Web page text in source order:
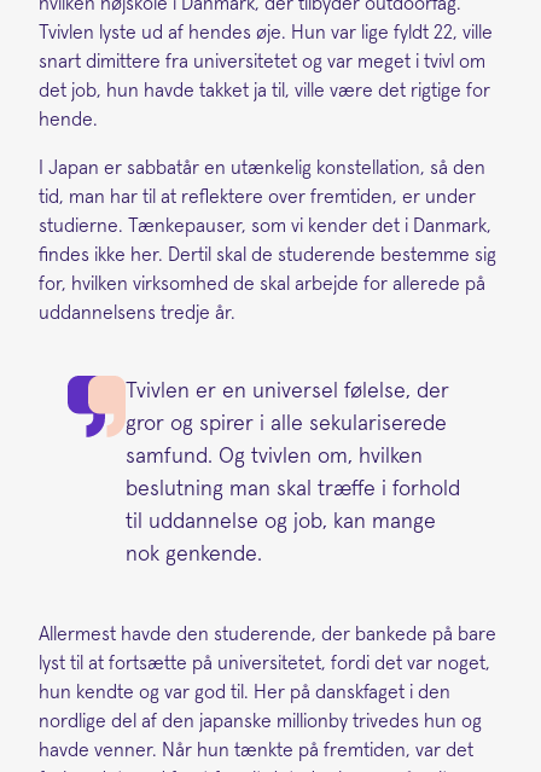
hvilken højskole i Danmark, der tilbyder outdoorfag.
Tvivlen lyste ud af hendes øje. Hun var lige fyldt 22, ville
snart dimittere fra universitetet og var meget i tvivl om
det job, hun havde takket ja til, ville være det rigtige for
hende.
I Japan er sabbatår en utænkelig konstellation, så den
tid, man har til at reflektere over fremtiden, er under
studierne. Tænkepauser, som vi kender det i Danmark,
findes ikke her. Dertil skal de studerende bestemme sig
for, hvilken virksomhed de skal arbejde for allerede på
uddannelsens tredje år.
Tvivlen er en universel følelse, der
gror og spirer i alle sekulariserede
samfund. Og tvivlen om, hvilken
beslutning man skal træffe i forhold
til uddannelse og job, kan mange
nok genkende.
Allermest havde den studerende, der bankede på bare
lyst til at fortsætte på universitetet, fordi det var noget,
hun kendte og var god til. Her på danskfaget i den
nordlige del af den japanske millionby trivedes hun og
havde venner. Når hun tænkte på fremtiden, var det